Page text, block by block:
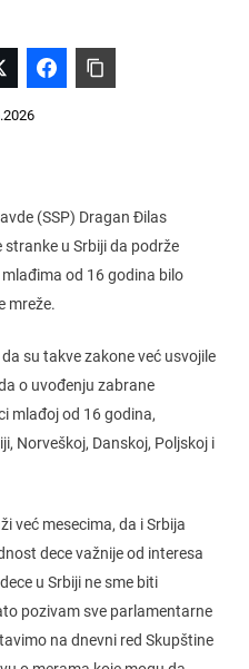
(SSP) Dragan Đilas
u Srbiji da podrže
od 16 godina bilo
mreže.
su takve zakone već usvojile
o uvođenju zabrane
mlađoj od 16 godina,
Norveškoj, Danskoj, Poljskoj i
već mesecima, da i Srbija
dece važnije od interesa
u Srbiji ne sme biti
pozivam sve parlamentarne
na dnevni red Skupštine